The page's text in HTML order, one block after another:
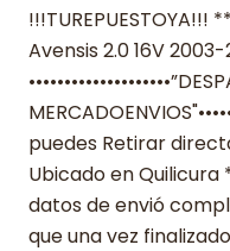
Avensis 2.0 16V 2003-
puedes Retirar
Ubicado en
datos de envió
que una vez